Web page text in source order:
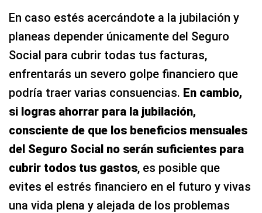
En caso estés acercándote a la jubilación y
planeas depender únicamente del Seguro
Social para cubrir todas tus facturas,
enfrentarás un severo golpe financiero que
podría traer varias consuencias. En cambio,
si logras ahorrar para la jubilación,
consciente de que los beneficios mensuales
del Seguro Social no serán suficientes para
cubrir todos tus gastos, es posible que
evites el estrés financiero en el futuro y vivas
una vida plena y alejada de los problemas